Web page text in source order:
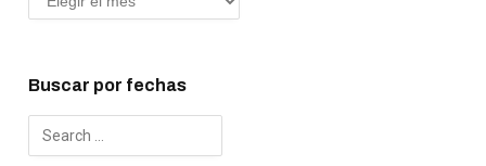
Buscar por fechas